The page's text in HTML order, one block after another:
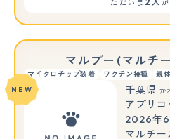
ただいま
マルプー(マルチ
マイクロチップ装着 ワクチン接種
親
NEW
千葉県 か
アプリコ
2026年6
マルチ